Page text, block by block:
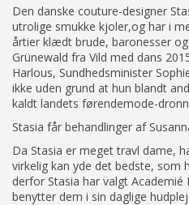
Den danske couture-designer
utrolige smukke kjoler,og har i
årtier klædt brude, baronesser
Grünewald fra Vild med dans
Harlous, Sundhedsminister
ikke uden grund at hun blandt
kaldt landets førendemode-
Stasia får behandlinger af
Da Stasia er meget travl dame,
virkelig kan yde det bedste, som
derfor Stasia har valgt
benytter dem i sin daglige